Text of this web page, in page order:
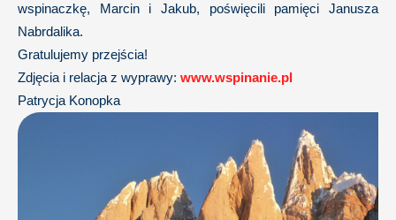
wspinaczkę, Marcin i Jakub, poświęcili pamięci Janusza
Nabrdalika.
Gratulujemy przejścia!
Zdjęcia i relacja z wyprawy: www.wspinanie.pl
Patrycja Konopka